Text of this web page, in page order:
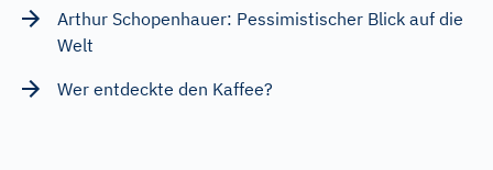
Arthur Schopenhauer: Pessimistischer Blick auf die
Welt
Wer entdeckte den Kaffee?